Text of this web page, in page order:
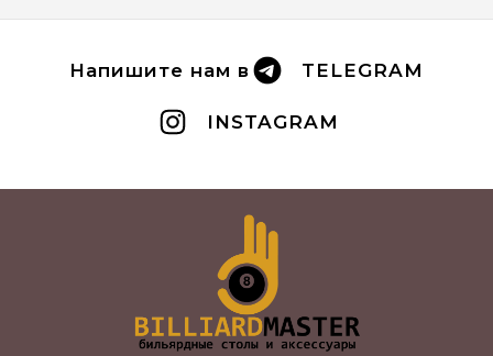
Напишите нам в TELEGRAM
INSTAGRAM